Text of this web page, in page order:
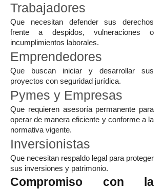
Trabajadores
Que necesitan defender sus derechos
frente a despidos, vulneraciones o
incumplimientos laborales.
Emprendedores
Que buscan iniciar y desarrollar sus
proyectos con seguridad jurídica.
Pymes y Empresas
Que requieren asesoría permanente para
operar de manera eficiente y conforme a la
normativa vigente.
Inversionistas
Que necesitan respaldo legal para proteger
sus inversiones y patrimonio.
Compromiso con la